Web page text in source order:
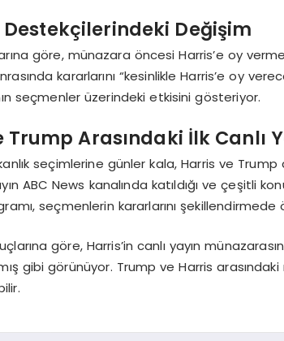
Destekçilerindeki Değişim
göre, münazara öncesi Harris’e oy
kararlarını “kesinlikle Harris’e oy
seçmenler üzerindeki etkisini gösteriyor.
Trump Arasındaki İlk Canlı
seçimlerine günler kala, Harris ve Trump
ABC News kanalında katıldığı ve çeşitli
seçmenlerin kararlarını
göre, Harris’in canlı yayın
gibi görünüyor. Trump ve Harris